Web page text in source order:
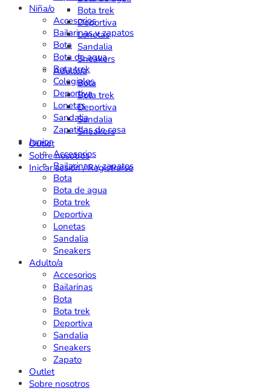
Niña/o
Accesorios
Bailarinas y zapatos
Bota
Bota de agua
Bota trek
Colegiales
Deportiva
Lonetas
Sandalia
Zapatillas de casa
Junior
Accesorios
Bailarinas y zapatos
Bota
Bota de agua
Bota trek
Deportiva
Lonetas
Sandalia
Sneakers
Adulto/a
Accesorios
Bailarinas
Bota
Bota trek
Deportiva
Sandalia
Sneakers
Zapato
Outlet
Sobre nosotros
Bota trek
Deportiva
Lonetas
Sandalia
Sneakers
Adulto/a
Bota
Bota trek
Deportiva
Sandalia
Sneakers
Outlet
Sobre nosotros
Iniciar sesión / Registrarse